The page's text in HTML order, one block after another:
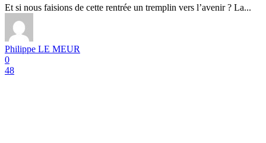
Et si nous faisions de cette rentrée un tremplin vers l’avenir ? La...
Philippe LE MEUR
0
48